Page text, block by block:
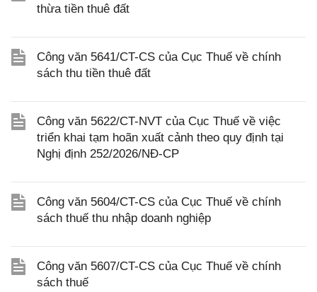
thừa tiền thuê đất
Công văn 5641/CT-CS của Cục Thuế về chính
sách thu tiền thuê đất
Công văn 5622/CT-NVT của Cục Thuế về việc
triển khai tạm hoãn xuất cảnh theo quy định tại
Nghị định 252/2026/NĐ-CP
Công văn 5604/CT-CS của Cục Thuế về chính
sách thuế thu nhập doanh nghiệp
Công văn 5607/CT-CS của Cục Thuế về chính
sách thuế